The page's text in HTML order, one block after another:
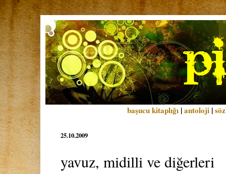
başucu kitaplığı |antoloji |
25.10.2009
yavuz, midilli ve diğerleri